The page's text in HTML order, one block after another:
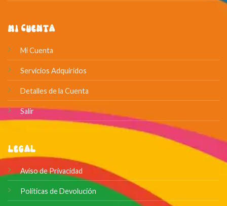
Mi Cuenta
Mi Cuenta
Servicios Adquiridos
Detalles de la Cuenta
Salir
Legal
Aviso de Privacidad
Políticas de Devolución